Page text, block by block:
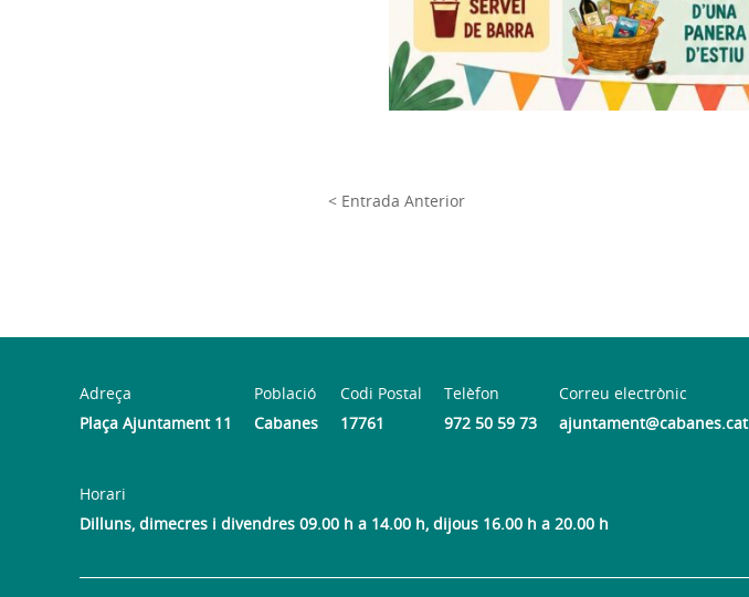
< Entrada Anterior
Adreça
Plaça Ajuntament 11
Població
Cabanes
Codi Postal
17761
Telèfon
972 50 59 73
Correu electrònic
ajuntament@cabanes.cat
Horari
Dilluns, dimecres i divendres 09.00 h a 14.00 h, dijous 16.00 h a 20.00 h